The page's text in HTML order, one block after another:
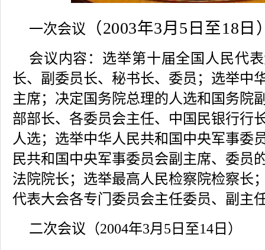
一次会议 （2003年3月5日至18日
会议内容： 选举第十届全国人民代
长、副委员长、秘书长、委员；选举中
主席；决定国务院总理的人选和国务院
部部长、各委员会主任、中国民银行行
人选；选举中华人民共和国中央军事委
民共和国中央军事委员会副主席、委员
法院院长；选举最高人民检察院检察长
代表大会各专门委员会主任委员、副主
二次会议 （2004年3月5日至14日）